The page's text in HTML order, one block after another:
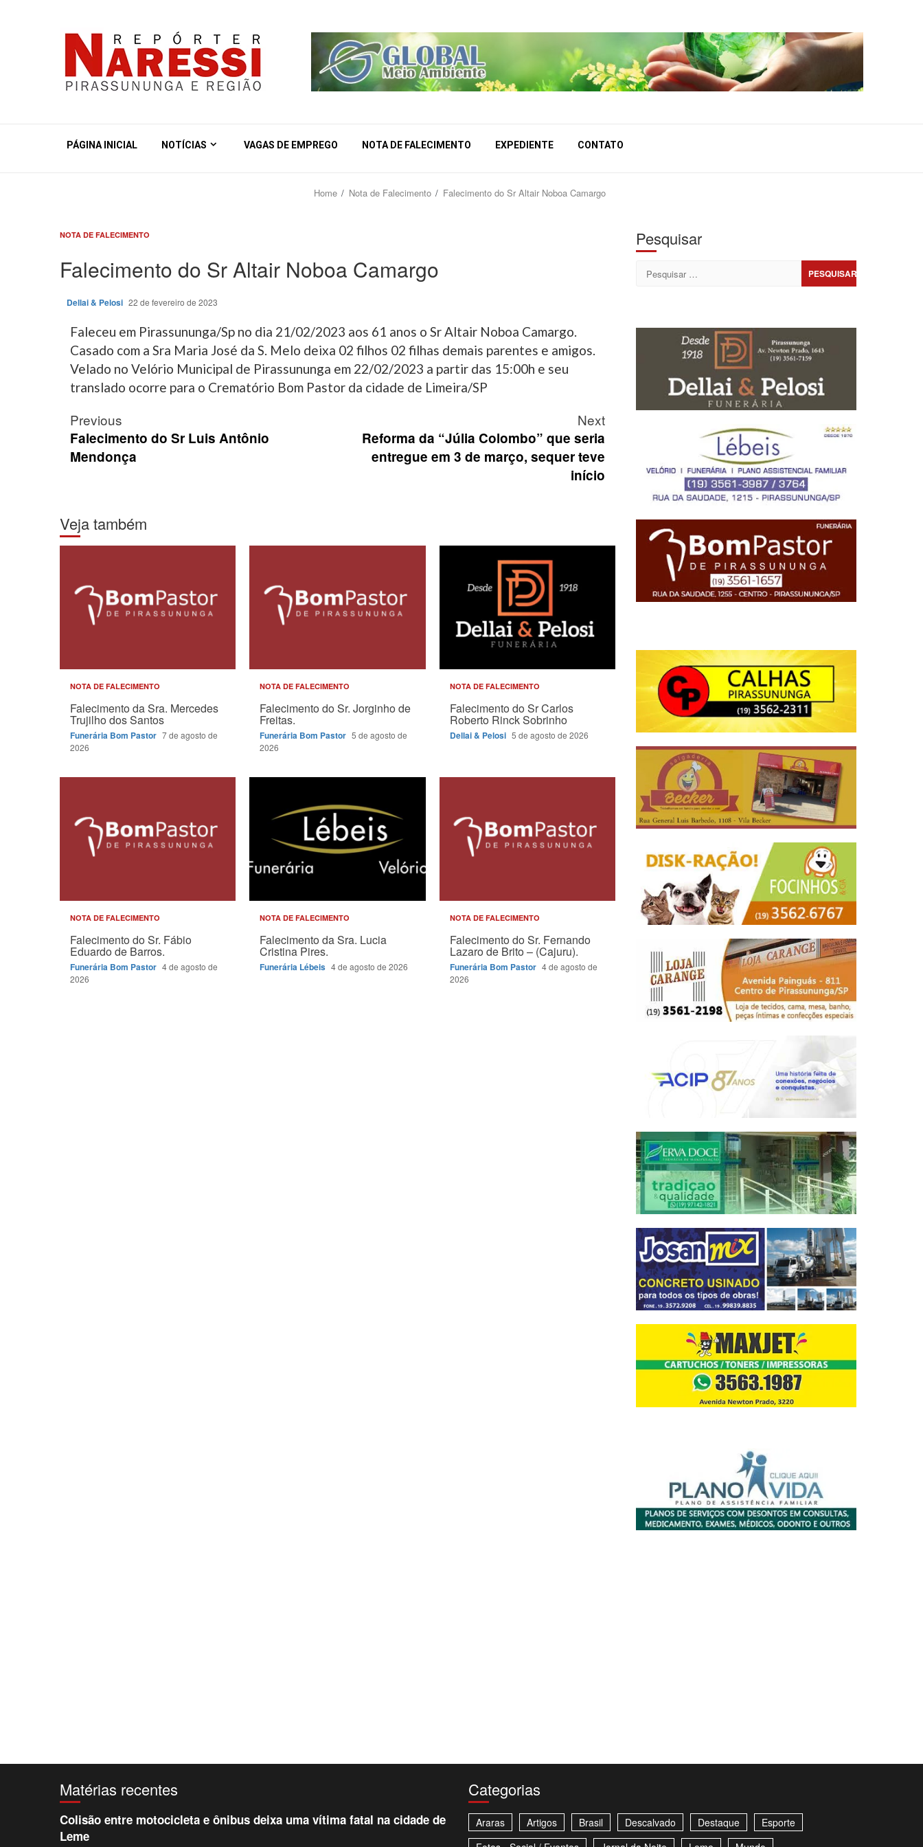
PÁGINA INICIAL NOTÍCIAS VAGAS DE EMPREGO NOTA DE FALECIMENTO EXPEDIENTE CONTATO
Home Nota de Falecimento Falecimento do Sr Altair Noboa Camargo
NOTA DE FALECIMENTO
Falecimento do Sr Altair Noboa Camargo
Dellai & Pelosi 22 de fevereiro de 2023
Faleceu em Pirassununga/Sp no dia 21/02/2023 aos 61 anos o Sr Altair Noboa Camargo.
Casado com a Sra Maria José da S. Melo deixa 02 filhos 02 filhas demais parentes e amigos.
Velado no Velório Municipal de Pirassununga em 22/02/2023 a partir das 15:00h e seu
translado ocorre para o Crematório Bom Pastor da cidade de Limeira/SP
Post
navigation
Previous
Falecimento do Sr Luis Antônio
Mendonça
Next
Reforma da “Júlia Colombo” que seria
entregue em 3 de março, sequer teve
início
Veja também
NOTA DE FALECIMENTO
Falecimento da Sra. Mercedes
Trujilho dos Santos
Funerária Bom Pastor 7 de agosto de
2026
NOTA DE FALECIMENTO
Falecimento do Sr. Jorginho de
Freitas.
Funerária Bom Pastor 5 de agosto de
2026
NOTA DE FALECIMENTO
Falecimento do Sr Carlos
Roberto Rinck Sobrinho
Dellai & Pelosi 5 de agosto de 2026
NOTA DE FALECIMENTO
Falecimento do Sr. Fábio
Eduardo de Barros.
Funerária Bom Pastor 4 de agosto de
2026
NOTA DE FALECIMENTO
Falecimento da Sra. Lucia
Cristina Pires.
Funerária Lébeis 4 de agosto de 2026
NOTA DE FALECIMENTO
Falecimento do Sr. Fernando
Lazaro de Brito – (Cajuru).
Funerária Bom Pastor 4 de agosto de
2026
Pesquisar
Pesquisar
Matérias recentes
Colisão entre motocicleta e ônibus deixa uma vítima fatal na cidade de
Leme
Categorias
Araras Artigos Brasil Descalvado Destaque
Esporte